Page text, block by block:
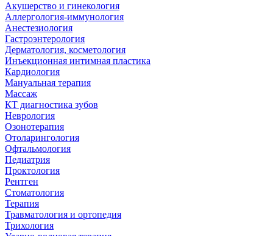
Акушерство и гинекология
Аллергология-иммунология
Анестезиология
Гастроэнтерология
Дерматология, косметология
Инъекционная интимная пластика
Кардиология
Мануальная терапия
Массаж
КТ диагностика зубов
Неврология
Озонотерапия
Отоларингология
Офтальмология
Педиатрия
Проктология
Рентген
Стоматология
Терапия
Травматология и ортопедия
Трихология